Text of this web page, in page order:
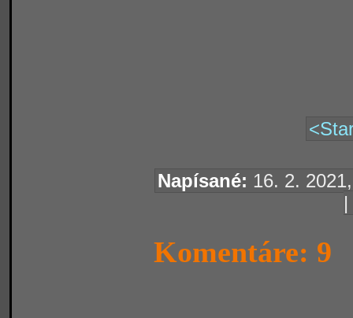
Napísané: 16. 2.
|
Komentáre: 9